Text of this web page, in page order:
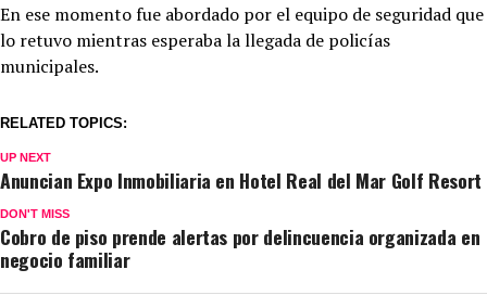
En ese momento fue abordado por el equipo de seguridad que
lo retuvo mientras esperaba la llegada de policías
municipales.
RELATED TOPICS:
UP NEXT
Anuncian Expo Inmobiliaria en Hotel Real del Mar Golf Resort
DON'T MISS
Cobro de piso prende alertas por delincuencia organizada en
negocio familiar